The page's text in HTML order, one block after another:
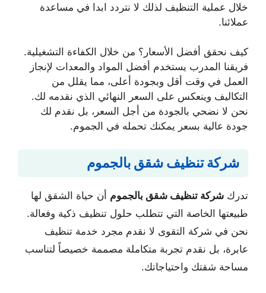
خلال عملية التنظيف لذلك لا نتردد ابدا في مساعدة
عملائنا.
كيف نحقق أفضل الأسعار؟ من خلال الكفاءة التشغيلية.
فريقنا المدرب يستخدم أفضل المواد والمعدات لإنجاز
العمل في وقت أقل وبجودة أعلى، مما يقلل من
التكاليف وينعكس على السعر النهائي الذي نقدمه لك.
نحن لا نضحي بالجودة من أجل السعر، بل نقدم لك
جودة عالية بسعر يمكنك تحمله في الجموم.
شركة تنظيف شقق بالجموم
تدرك شركة تنظيف شقق بالجموم أن حياة الشقق لها
طبيعتها الخاصة التي تتطلب حلول تنظيف ذكية وفعالة.
نحن في شركة التقوى لا نقدم مجرد خدمة تنظيف
عابرة، بل نقدم تجربة متكاملة مصممة خصيصاً لتناسب
مساحة شقتك واحتياجاتك.